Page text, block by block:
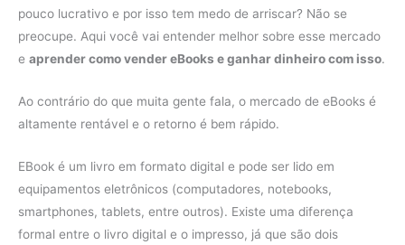
pouco lucrativo e por isso tem medo de arriscar? Não se
preocupe. Aqui você vai entender melhor sobre esse mercado
e aprender como vender eBooks e ganhar dinheiro com isso.
Ao contrário do que muita gente fala, o mercado de eBooks é
altamente rentável e o retorno é bem rápido.
EBook é um livro em formato digital e pode ser lido em
equipamentos eletrônicos (computadores, notebooks,
smartphones, tablets, entre outros). Existe uma diferença
formal entre o livro digital e o impresso, já que são dois